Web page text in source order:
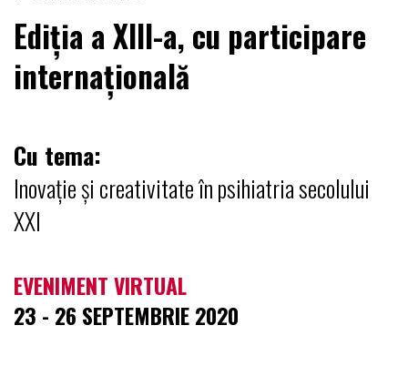
Ediția a XIII-a, cu participare
internațională
Cu tema:
Inovație și creativitate în psihiatria secolului
XXI
EVENIMENT VIRTUAL
23 - 26 SEPTEMBRIE 2020